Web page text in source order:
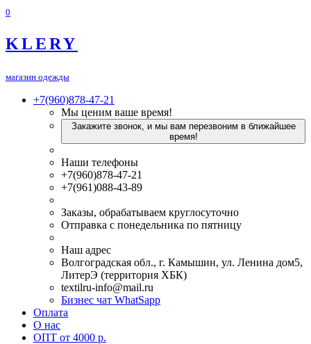
0
KLERY
магазин одежды
+7(960)878-47-21
Мы ценим ваше время!
Закажите звонок, и мы вам перезвоним в ближайшее
время!
Наши телефоны
+7(960)878-47-21
+7(961)088-43-89
Заказы, обрабатываем круглосуточно
Отправка с понедельника по пятницу
Наш адрес
Волгоградская обл., г. Камышин, ул. Ленина дом5,
ЛитерЭ (территория ХБК)
textilru-info@mail.ru
Бизнес чат WhatSapp
Оплата
О нас
ОПТ от 4000 р.